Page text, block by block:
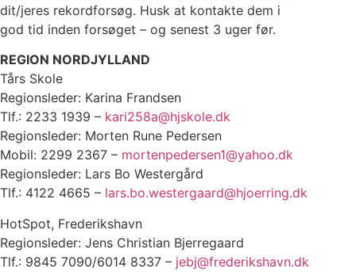
dit/jeres rekordforsøg. Husk at kontakte dem i
god tid inden forsøget – og senest 3 uger før.
REGION NORDJYLLAND
Tårs Skole
Regionsleder: Karina Frandsen
Tlf.: 2233 1939 – kari258a@hjskole.dk
Regionsleder: Morten Rune Pedersen
Mobil: 2299 2367 – mortenpedersen1@yahoo.dk
Regionsleder: Lars Bo Westergård
Tlf.: 4122 4665 – lars.bo.westergaard@hjoerring.dk
HotSpot, Frederikshavn
Regionsleder: Jens Christian Bjerregaard
Tlf.: 9845 7090/6014 8337 – jebj@frederikshavn.dk